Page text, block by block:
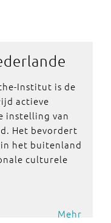
Institut is de
actieve
instelling van
Het bevordert
het buitenland
culturele
Mehr